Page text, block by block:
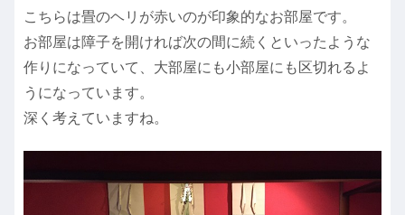
こちらは畳のヘリが赤いのが印象的なお部屋です。
お部屋は障子を開ければ次の間に続くといったような
作りになっていて、大部屋にも小部屋にも区切れるよ
うになっています。
深く考えていますね。